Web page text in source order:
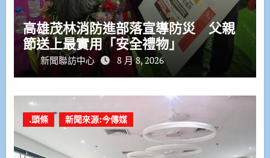
高雄茂林消防進部落宣導防災 父親
節送上最實用「安全禮物」
新聞聯訪中心 8 月 8, 2026
.頭條 新聞來源:今傳媒